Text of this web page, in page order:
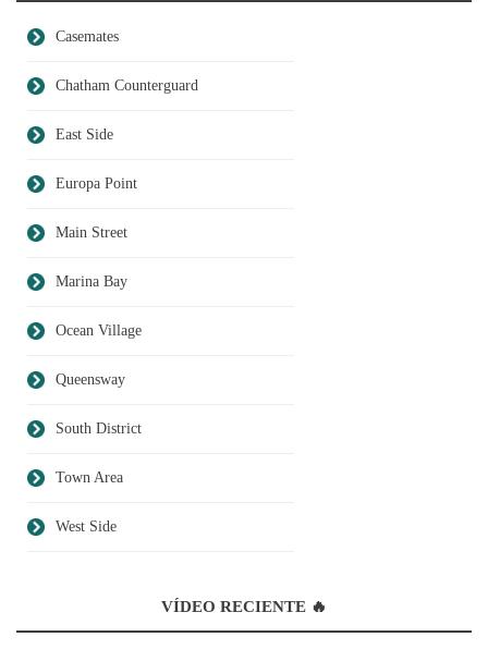
Casemates
Chatham Counterguard
East Side
Europa Point
Main Street
Marina Bay
Ocean Village
Queensway
South District
Town Area
West Side
VÍDEO RECIENTE 🔥